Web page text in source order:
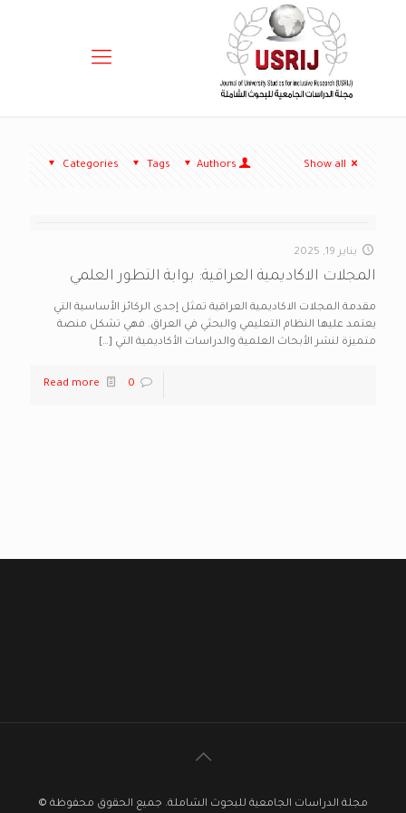
Categories Tags Authors Show all
يناير 19, 2025
المجلات الاكاديمية العراقية: بوابة التطور العلمي
مقدمة المجلات الاكاديمية العراقية تمثل إحدى الركائز الأساسية التي
يعتمد عليها النظام التعليمي والبحثي في العراق. فهي تشكل منصة
متميزة لنشر الأبحاث العلمية والدراسات الأكاديمية التي […]
0
Read more
مجلة الدراسات الجامعية للبحوث الشاملة. جميع الحقوق محفوظة ©